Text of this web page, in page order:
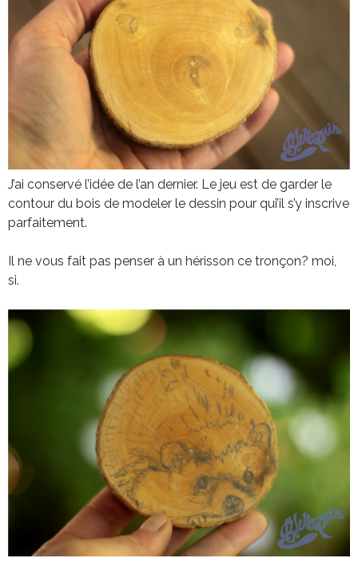
J’ai conservé l’idée de l’an dernier. Le jeu est de garder le
contour du bois de modeler le dessin pour qui’il s’y inscrive
parfaitement.
Il ne vous fait pas penser à un hérisson ce tronçon? moi,
si.